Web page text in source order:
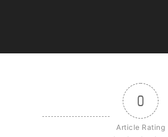
0
Article Rating